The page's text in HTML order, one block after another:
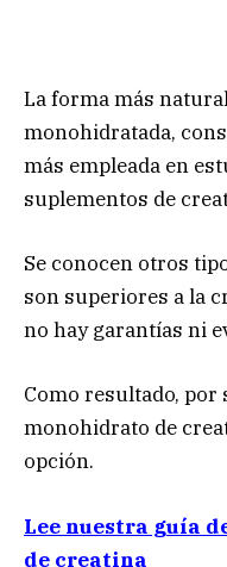
La forma más
monohidratada,
más empleada en
suplementos de
Se conocen otros
son superiores a la
no hay garantías ni
Como resultado, por
monohidrato de
opción.
Lee nuestra guía
de creatina